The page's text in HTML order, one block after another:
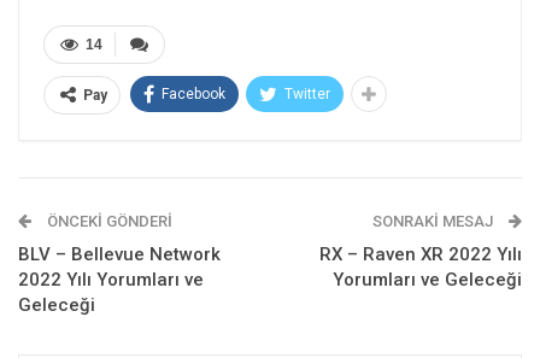
14
Pay Facebook Twitter
ÖNCEKI GÖNDERI
BLV – Bellevue Network
2022 Yılı Yorumları ve
Geleceği
SONRAKI MESAJ
RX – Raven XR 2022 Yılı
Yorumları ve Geleceği